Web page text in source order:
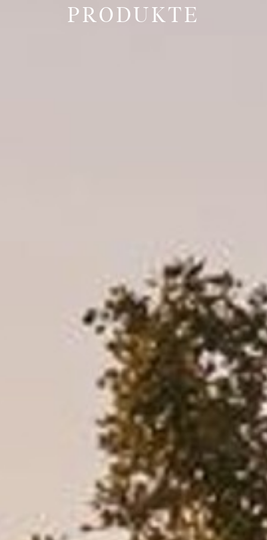
PRODUKTE